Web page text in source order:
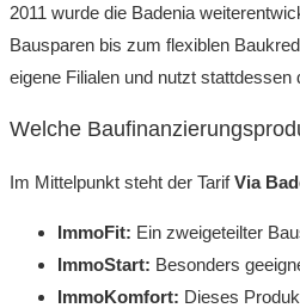
2011 wurde die Badenia
Bausparen bis zum flexiblen
eigene Filialen und nutzt
Welche
Im Mittelpunkt steht der TarifVia
ImmoFit: Ein zweigeteilter
ImmoStart: Besonders
ImmoKomfort: Dieses